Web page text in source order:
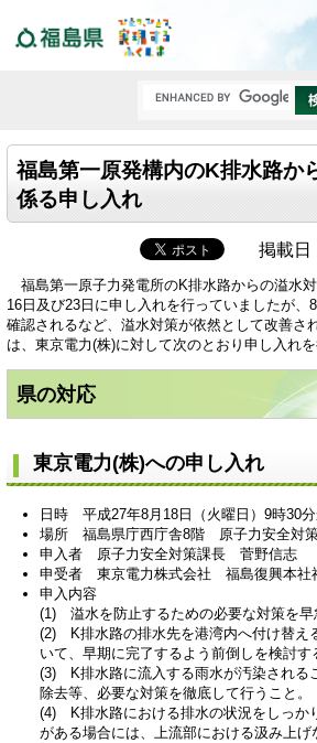
福島第一原発構内のK排水路か
係る申し入れ
掲載日
福島第一原子力発電所のK排水路からの溢水
16日及び23日に申し入れを行っていましたが、
確認されるなど、溢水対策が依然として改善さ
は、東京電力(株)に対して次のとおり申し入れを
県の対応
東京電力(株)への申し入れ
日時 平成27年8月18日（火曜日）9時30分
場所 福島県庁西庁舎8階 原子力安全対
申入者 原子力安全対策課長 菅野信志
申受者 東京電力株式会社 福島復興本社
申入内容
(1) 溢水を防止するための必要な対策を早
(2) K排水路の排水先を港湾内へ付け替え
いて、早期に完了するよう前倒しを検討す
(3) K排水路に流入する雨水が汚染される
除去等、必要な対策を徹底して行うこと。
(4) K排水路における排水の状況をしっか
がある場合には、上流部における汲み上げ